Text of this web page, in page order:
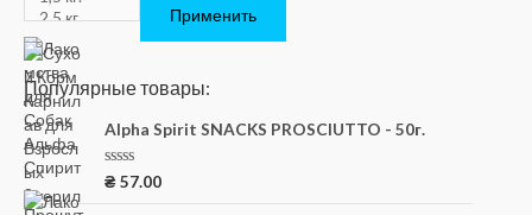
Применить
Популярные товары:
Alpha Spirit SNACKS PROSCIUTTO - 50г.
О
₴ 57.00